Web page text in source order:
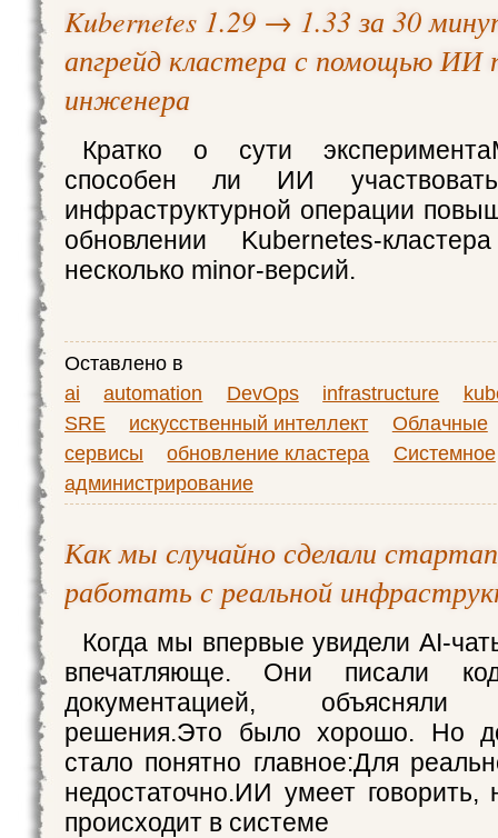
Kubernetes 1.29 → 1.33 за 30
апгрейд кластера с помощью ИИ
инженера
Кратко о сути
способен ли ИИ
инфраструктурной операции
обновлении Kubernetes-
несколько minor-версий.
Оставлено в
ai
automation DevOps infrastructure
SRE
искусственный интеллект
Облачные
сервисы
обновление кластера
Системное
администрирование
Как мы случайно сделали
работать с реальной
Когда мы впервые увидели AI-
впечатляюще. Они писали
документацией, объясняли
решения.Это было хорошо. Но
стало понятно главное:Для
недостаточно.ИИ умеет говорить,
происходит в системе